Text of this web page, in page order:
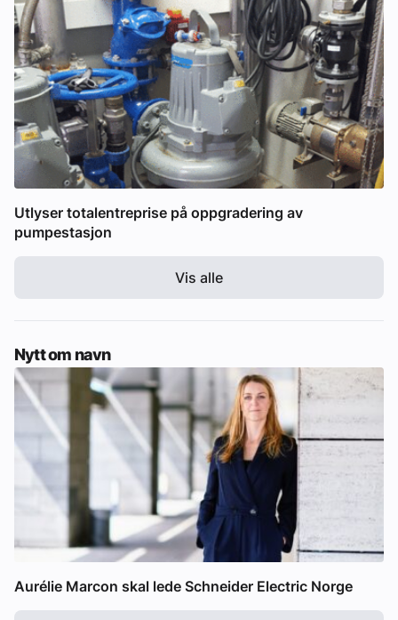
Utlyser totalentreprise på oppgradering av
pumpestasjon
Vis alle
Nytt om navn
Aurélie Marcon skal lede Schneider Electric Norge